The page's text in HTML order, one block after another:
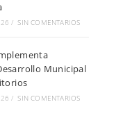
/ SIN COMENTARIOS
Municipal
/ SIN COMENTARIOS